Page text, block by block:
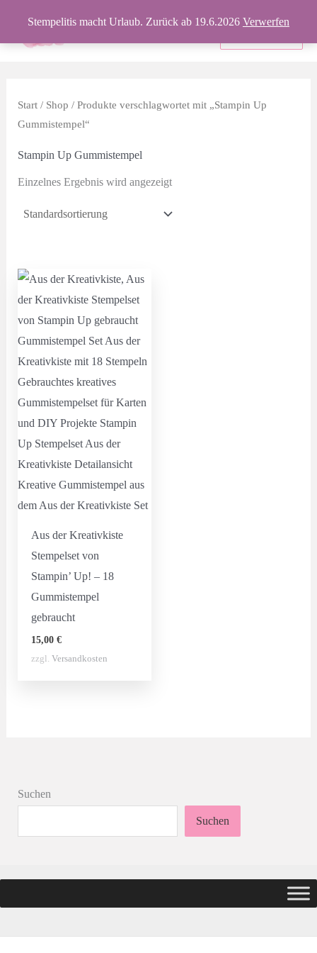
Stempelitis macht Urlaub. Zurück ab 19.6.2026 Verwerfen
springen
Produkte
Start/ Shop / Produkte verschlagwortet mit „Stampin Up
Gummistempel“
Stampin Up Gummistempel
Einzelnes Ergebnis wird angezeigt
Aus der Kreativkiste
Stempelset von
Stampin’ Up! – 18
Gummistempel
gebraucht
15,00 €
zzgl. Versandkosten
Suchen
Suchen